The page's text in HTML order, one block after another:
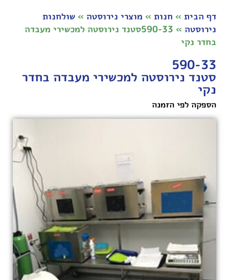
דף הבית » חנות » מוצרי נירוסטה » שולחנות
נירוסטה »
590-33סטנד נירוסטה למכשירי מעבדה
בחדר נקי
590-33
סטנד נירוסטה למכשירי מעבדה בחדר
נקי
הספקה לפי הזמנה